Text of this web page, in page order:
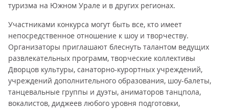
туризма на Южном Урале и в других регионах.
Участниками конкурса могут быть все, кто имеет
непосредственное отношение к шоу и творчеству.
Организаторы приглашают блеснуть талантом ведущих
развлекательных программ, творческие коллективы
Дворцов культуры, санаторно-курортных учреждений,
учреждений дополнительного образования, шоу-балеты,
танцевальные группы и дуэты, аниматоров танцпола,
вокалистов, диджеев любого уровня подготовки,